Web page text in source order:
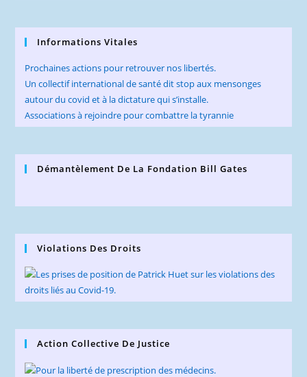
Informations Vitales
Prochaines actions pour retrouver nos libertés.
Un collectif international de santé dit stop aux mensonges
autour du covid et à la dictature qui s’installe.
Associations à rejoindre pour combattre la tyrannie
Démantèlement De La Fondation Bill Gates
Violations Des Droits
Action Collective De Justice